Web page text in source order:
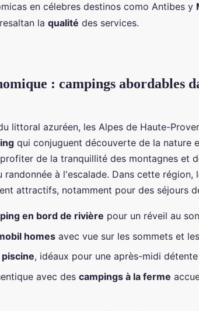
en célebres destinos como Antibes y
la qualité des services.
: campings abordables
littoral azuréen, les Alpes de Haute-
qui conjuguent découverte de la nature
de la tranquillité des montagnes et
randonnée à l'escalade. Dans cette
attractifs, notamment pour des séjours
en bord de rivière pour un réveil au
homes avec vue sur les sommets et
, idéaux pour une après-midi
avec des campings à la ferme